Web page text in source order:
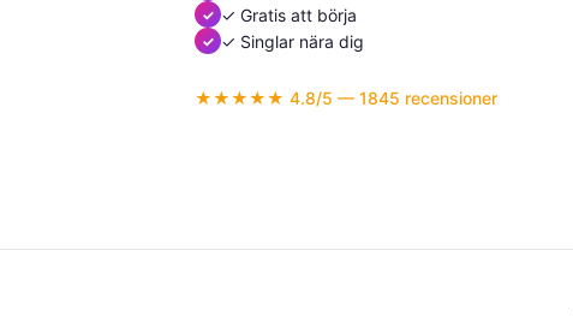
✓ Gratis att börja
✓ Singlar nära dig
★★★★★ 4.8/5 — 1845 recensioner